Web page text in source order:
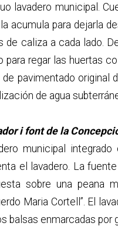
lavadero municipal.
acumula para dejarla
de caliza a cada lado.
para regar las huertas
de pavimentado original
de agua
i font de la
municipal
el lavadero. La
sobre una peana
Maria Cortell”. El
balsas enmarcadas por